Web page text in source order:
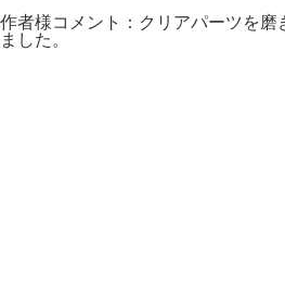
作者様コメント：クリアパーツを磨
ました。